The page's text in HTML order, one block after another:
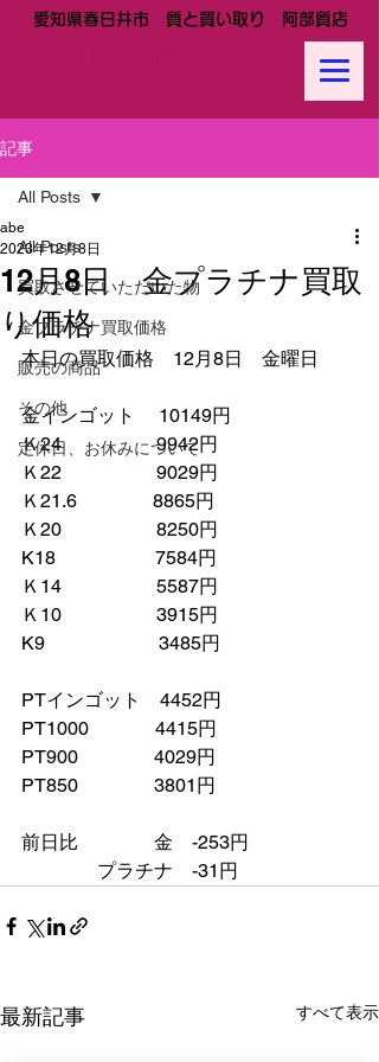
愛知県春日井市 質と買い取り 阿部質店
記事
All Posts
買取させていただいた物
金プラチナ買取価格
販売の商品
その他
定休日、お休みについて
All Posts
12月8日 金プラチナ買取
り価格
abe
2023年12月8日
本日の買取価格　12月8日　金曜日
金インゴット　 10149円
Ｋ24　　　　　9942円
Ｋ22　　　　　9029円
Ｋ21.6　　　　8865円
Ｋ20　　　　　8250円
K18　　　　　 7584円
Ｋ14　　　　　5587円
Ｋ10　　　　　3915円
K9　　　　　　3485円
PTインゴット　4452円
PT1000　　　  4415円
PT900　　　　4029円
PT850　　　　3801円
前日比　　　　金　-253円
プラチナ　-31円
最新記事 すべて表示